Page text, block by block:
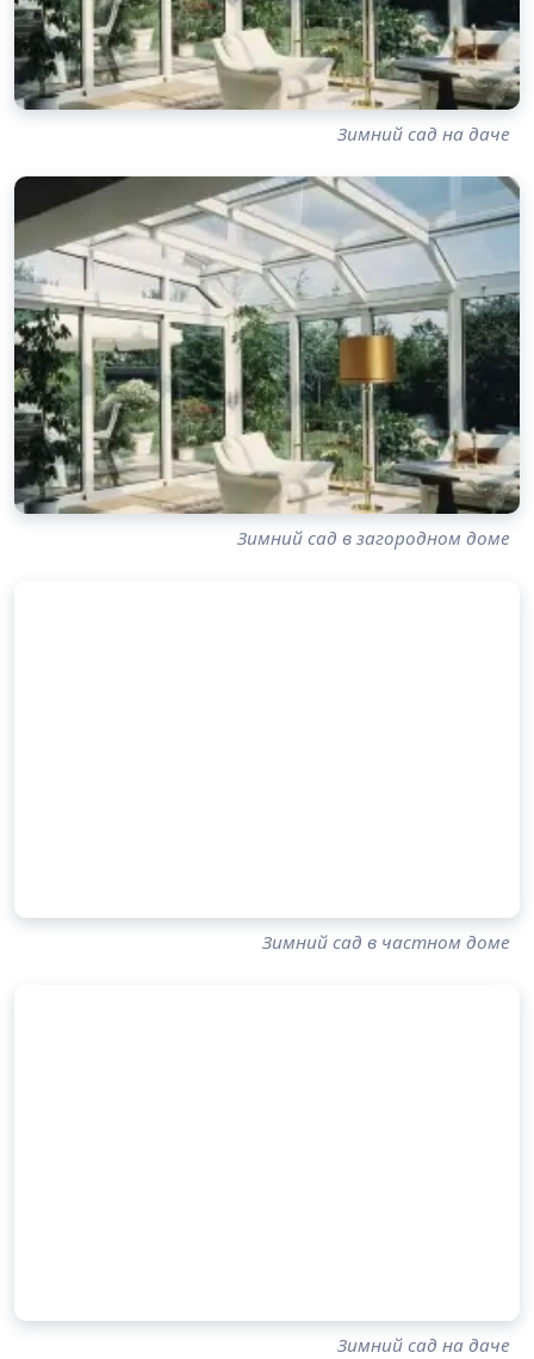
Зимний сад на даче
Зимний сад в загородном доме
Зимний сад в частном доме
Зимний сад на даче